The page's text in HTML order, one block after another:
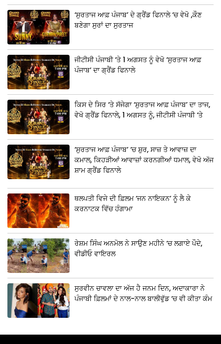
‘ਸੁਰਤਾਜ ਆਫ਼ ਪੰਜਾਬ’ ਦੇ ਗ੍ਰੈਂਡ ਫਿਨਾਲੇ ‘ਚ ਵੇਖੋ ,ਕੌਣ
ਬਣੇਗਾ ਸੁਰਾਂ ਦਾ ਸੁਰਤਾਜ
ਜੀਟੀਸੀ ਪੰਜਾਬੀ ‘ਤੇ 1 ਅਗਸਤ ਨੂੰ ਵੇਖੋ ‘ਸੁਰਤਾਜ ਆਫ਼
ਪੰਜਾਬ’ ਦਾ ਗ੍ਰੈਂਡ ਫਿਨਾਲੇ
ਕਿਸ ਦੇ ਸਿਰ ‘ਤੇ ਸੱਜੇਗਾ ‘ਸੁਰਤਾਜ ਆਫ਼ ਪੰਜਾਬ’ ਦਾ ਤਾਜ,
ਵੇਖੋ ਗ੍ਰੈਂਡ ਫਿਨਾਲੇ, 1 ਅਗਸਤ ਨੂੰ, ਜੀਟੀਸੀ ਪੰਜਾਬੀ ‘ਤੇ
‘ਸੁਰਤਾਜ ਆਫ਼ ਪੰਜਾਬ’ ‘ਚ ਸ਼ੁਰ, ਸਾਜ਼ ਤੇ ਆਵਾਜ਼ ਦਾ
ਕਮਾਲ, ਕਿਹੜੀਆਂ ਆਵਾਜ਼ਾਂ ਕਰਨਗੀਆਂ ਧਮਾਲ, ਵੇਖੋ ਅੱਜ
ਸ਼ਾਮ ਗ੍ਰੈਂਡ ਫਿਨਾਲੇ
ਥਲਪਤੀ ਵਿਜੇ ਦੀ ਫ਼ਿਲਮ ‘ਜਨ ਨਾਇਕਨ’ ਨੂੰ ਲੈ ਕੇ
ਕਰਨਾਟਕ ਵਿੱਚ ਹੰਗਾਮਾ
ਰੇਸ਼ਮ ਸਿੰਘ ਅਨਮੋਲ ਨੇ ਸਾਉਣ ਮਹੀਨੇ ‘ਚ ਲਗਾਏ ਪੌਦੇ,
ਵੀਡੀਓ ਵਾਇਰਲ
ਸੁਰਵੀਨ ਚਾਵਲਾ ਦਾ ਅੱਜ ਹੈ ਜਨਮ ਦਿਨ, ਅਦਾਕਾਰਾ ਨੇ
ਪੰਜਾਬੀ ਫ਼ਿਲਮਾਂ ਦੇ ਨਾਲ-ਨਾਲ ਬਾਲੀਵੁੱਡ ‘ਚ ਵੀ ਕੀਤਾ ਕੰਮ